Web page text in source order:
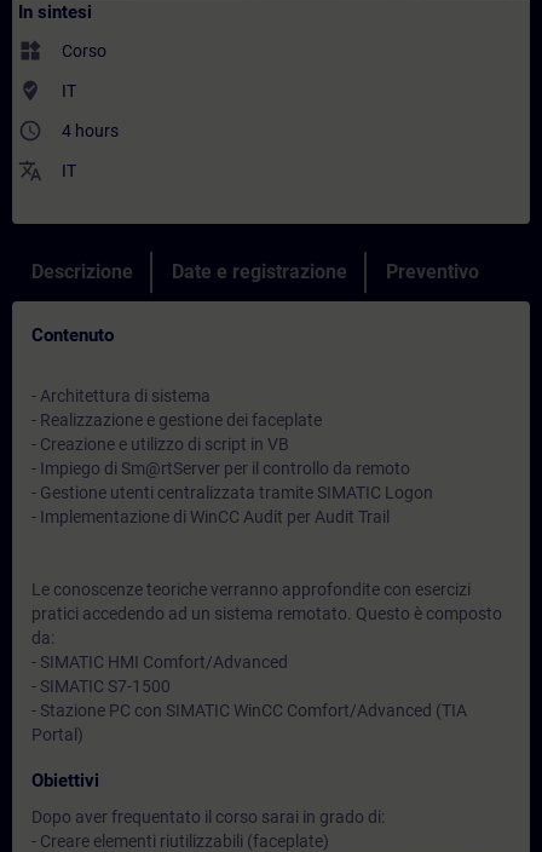
In sintesi
widgets Corso
where_to_vote IT
access_time 4 hours
translate IT
Descrizione Date e registrazione Preventivo
Contenuto
- Architettura di sistema
- Realizzazione e gestione dei faceplate
- Creazione e utilizzo di script in VB
- Impiego di Sm@rtServer per il controllo da remoto
- Gestione utenti centralizzata tramite SIMATIC Logon
- Implementazione di WinCC Audit per Audit Trail
Le conoscenze teoriche verranno approfondite con esercizi
pratici accedendo ad un sistema remotato. Questo è composto
da:
- SIMATIC HMI Comfort/Advanced
- SIMATIC S7-1500
- Stazione PC con SIMATIC WinCC Comfort/Advanced (TIA
Portal)
Obiettivi
Dopo aver frequentato il corso sarai in grado di:
- Creare elementi riutilizzabili (faceplate)